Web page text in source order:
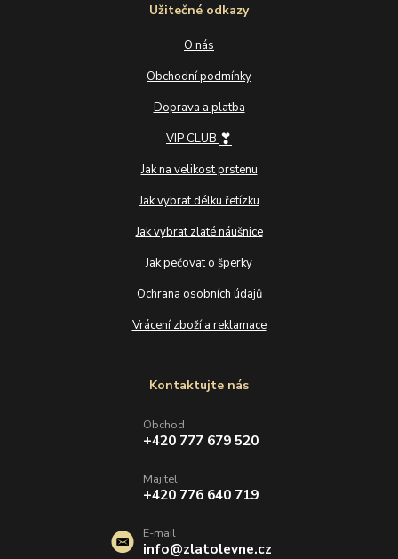
Užitečné odkazy
O nás
Obchodní podmínky
Doprava a platba
VIP CLUB ❣
Jak na velikost prstenu
Jak vybrat délku řetízku
Jak vybrat zlaté náušnice
Jak pečovat o šperky
Ochrana osobních údajů
Vrácení zboží a reklamace
Kontaktujte nás
Obchod
+420 777 679 520
Majitel
+420 776 640 719
E-mail
info@zlatolevne.cz